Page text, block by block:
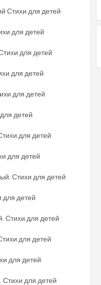
Стихи для детей
для детей
для детей
для детей
для детей
детей
для детей
для детей
Стихи для детей
для детей
Стихи для детей
для детей
для детей
для детей